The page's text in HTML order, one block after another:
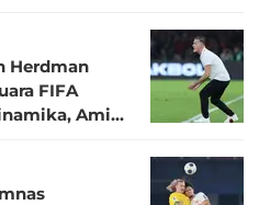
Herdman
FIFA
Amit-